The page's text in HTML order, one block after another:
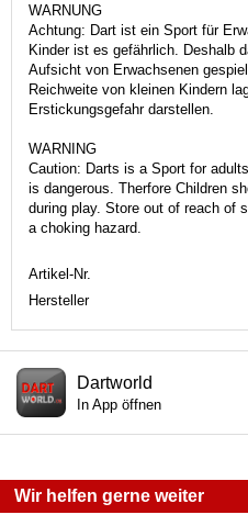
WARNUNG
Achtung: Dart ist ein Sport für
Kinder ist es gefährlich. Deshalb
Aufsicht von Erwachsenen
Reichweite von kleinen Kindern
Erstickungsgefahr darstellen.
WARNING
Caution: Darts is a Sport for
is dangerous. Therfore Children
during play. Store out of reach of
a choking hazard.
Artikel-Nr.
Hersteller
Dartworld
In App öffnen
Wir helfen gerne weiter